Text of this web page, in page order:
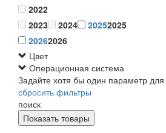
2022
2023
2024 20252025
20262026
Цвет
Операционная система
Задайте хотя бы один параметр для
сбросить фильтры
поиск